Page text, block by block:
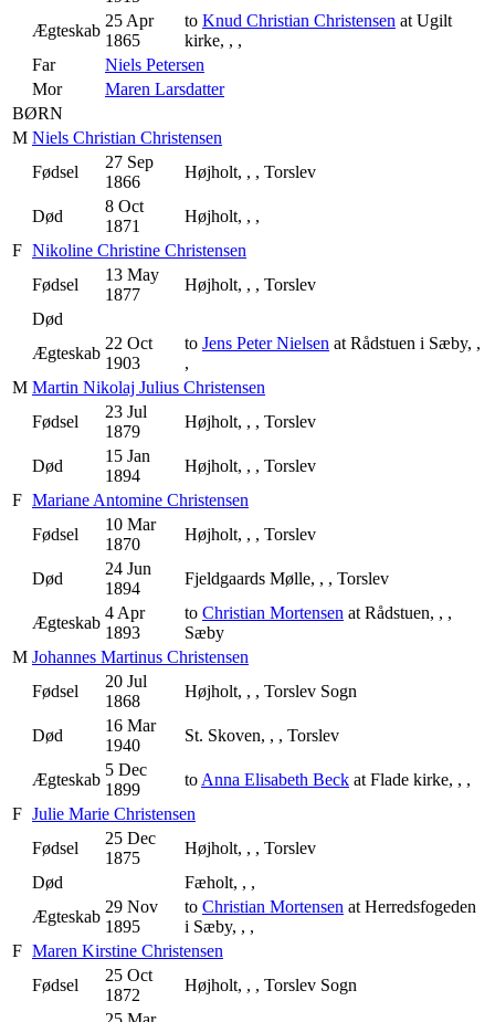
Ægteskab
25 Apr
1865
to Knud Christian Christensen at Ugilt
kirke, , ,
Far
Niels Petersen
Mor
Maren Larsdatter
BØRN
M Niels Christian Christensen
Fødsel
27 Sep
1866
Højholt, , , Torslev
Død
8 Oct
1871
Højholt, , ,
F Nikoline Christine Christensen
Fødsel
13 May
1877
Højholt, , , Torslev
Død
Ægteskab
22 Oct
1903
to Jens Peter Nielsen at Rådstuen i Sæby, ,
,
M Martin Nikolaj Julius Christensen
Fødsel
23 Jul
1879
Højholt, , , Torslev
Død
15 Jan
1894
Højholt, , , Torslev
F Mariane Antomine Christensen
Fødsel
10 Mar
1870
Højholt, , , Torslev
Død
24 Jun
1894
Fjeldgaards Mølle, , , Torslev
Ægteskab
4 Apr
1893
to Christian Mortensen at Rådstuen, , ,
Sæby
M Johannes Martinus Christensen
Fødsel
20 Jul
1868
Højholt, , , Torslev Sogn
Død
16 Mar
1940
St. Skoven, , , Torslev
Ægteskab
5 Dec
1899
to Anna Elisabeth Beck at Flade kirke, , ,
F Julie Marie Christensen
Fødsel
25 Dec
1875
Højholt, , , Torslev
Død
Fæholt, , ,
Ægteskab
29 Nov
1895
to Christian Mortensen at Herredsfogeden
i Sæby, , ,
F Maren Kirstine Christensen
Fødsel
25 Oct
1872
Højholt, , , Torslev Sogn